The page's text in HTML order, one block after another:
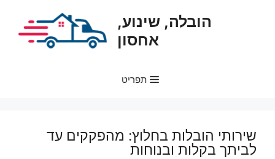
הובלה, שינוע,
אחסון
תפריט
שירותי הובלות בחלוץ: מהפקקים עד
לביתך בקלות ובנוחות